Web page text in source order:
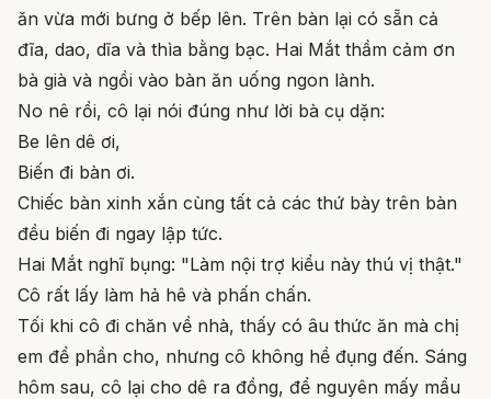
ăn vừa mới bưng ở bếp lên. Trên bàn lại có sẵn cả
đĩa, dao, dĩa và thìa bằng bạc. Hai Mắt thầm cảm ơn
bà già và ngồi vào bàn ăn uống ngon lành.
No nê rồi, cô lại nói đúng như lời bà cụ dặn:
Be lên dê ơi,
Biến đi bàn ơi.
Chiếc bàn xinh xắn cùng tất cả các thứ bày trên bàn
đều biến đi ngay lập tức.
Hai Mắt nghĩ bụng: "Làm nội trợ kiểu này thú vị thật."
Cô rất lấy làm hả hê và phấn chấn.
Tối khi cô đi chăn về nhà, thấy có âu thức ăn mà chị
em để phần cho, nhưng cô không hề đụng đến. Sáng
hôm sau, cô lại cho dê ra đồng, để nguyên mấy mẩu